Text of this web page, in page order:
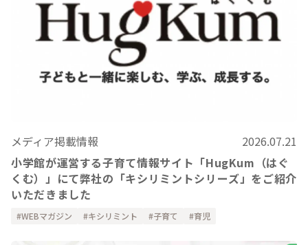
メディア掲載情報
2026.07.21
小学館が運営する子育て情報サイト「HugKum（はぐ
くむ）」にて弊社の「キシリミントシリーズ」をご紹介
いただきました
WEBマガジン キシリミント 子育て 育児